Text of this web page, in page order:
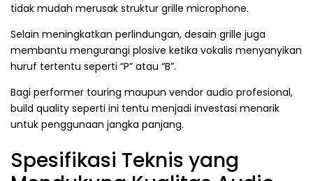
tidak mudah merusak struktur grille microphone.
Selain meningkatkan perlindungan, desain grille juga
membantu mengurangi plosive ketika vokalis menyanyikan
huruf tertentu seperti “P” atau “B”.
Bagi performer touring maupun vendor audio profesional,
build quality seperti ini tentu menjadi investasi menarik
untuk penggunaan jangka panjang.
Spesifikasi Teknis yang